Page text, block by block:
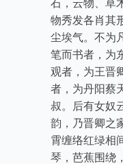
石，云物、草
物秀发各肖其
尘埃气。不为
笔而书者，为
观者，为王晋
者，为丹阳蔡
叔。后有女奴
韵，乃晋卿之
霄缠络红绿相
琴，芭蕉围绕